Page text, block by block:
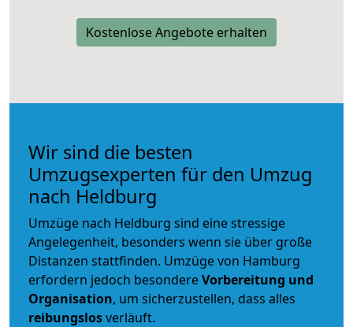
Kostenlose Angebote erhalten
Wir sind die besten
Umzugsexperten für den Umzug
nach Heldburg
Umzüge nach Heldburg sind eine stressige
Angelegenheit, besonders wenn sie über große
Distanzen stattfinden. Umzüge von Hamburg
erfordern jedoch besondereVorbereitung und
Organisation, um sicherzustellen, dass alles
reibungslosverläuft.